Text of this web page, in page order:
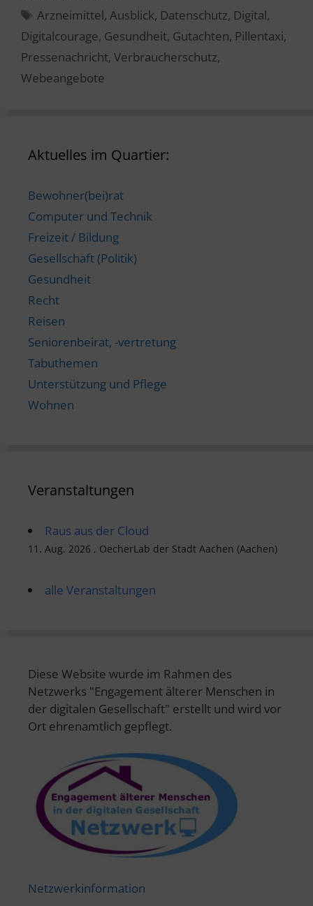
Schlagwörter
Arzneimittel,Ausblick, Datenschutz, Digital,
Digitalcourage, Gesundheit, Gutachten, Pillentaxi,
Pressenachricht, Verbraucherschutz,
Webeangebote
Aktuelles im Quartier:
Bewohner(bei)rat
Computer und Technik
Freizeit / Bildung
Gesellschaft (Politik)
Gesundheit
Recht
Reisen
Seniorenbeirat, -vertretung
Tabuthemen
Unterstützung und Pflege
Wohnen
Veranstaltungen
Raus aus der Cloud
11. Aug. 2026 , OecherLab der Stadt Aachen (Aachen)
alle Veranstaltungen
Diese Website wurde im Rahmen des
Netzwerks "Engagement älterer Menschen in
der digitalen Gesellschaft" erstellt und wird vor
Ort ehrenamtlich gepflegt.
Netzwerkinformation